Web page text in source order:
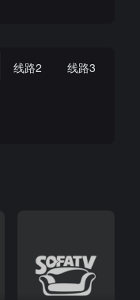
线路2 线路3